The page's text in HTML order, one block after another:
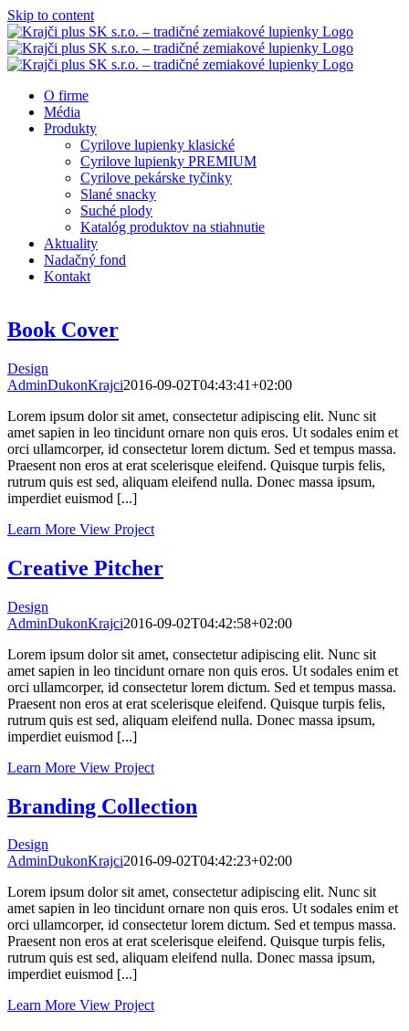
Skip to content
O firme
Média
Produkty
Cyrilove lupienky klasické
Cyrilove lupienky PREMIUM
Cyrilove pekárske tyčinky
Slané snacky
Suché plody
Katalóg produktov na stiahnutie
Aktuality
Nadačný fond
Kontakt
Book Cover
Design
AdminDukonKrajci2016-09-02T04:43:41+02:00
Lorem ipsum dolor sit amet, consectetur adipiscing elit. Nunc sit
amet sapien in leo tincidunt ornare non quis eros. Ut sodales enim et
orci ullamcorper, id consectetur lorem dictum. Sed et tempus massa.
Praesent non eros at erat scelerisque eleifend. Quisque turpis felis,
rutrum quis est sed, aliquam eleifend nulla. Donec massa ipsum,
imperdiet euismod [...]
Learn More View Project
Creative Pitcher
Design
AdminDukonKrajci2016-09-02T04:42:58+02:00
Lorem ipsum dolor sit amet, consectetur adipiscing elit. Nunc sit
amet sapien in leo tincidunt ornare non quis eros. Ut sodales enim et
orci ullamcorper, id consectetur lorem dictum. Sed et tempus massa.
Praesent non eros at erat scelerisque eleifend. Quisque turpis felis,
rutrum quis est sed, aliquam eleifend nulla. Donec massa ipsum,
imperdiet euismod [...]
Learn More View Project
Branding Collection
Design
AdminDukonKrajci2016-09-02T04:42:23+02:00
Lorem ipsum dolor sit amet, consectetur adipiscing elit. Nunc sit
amet sapien in leo tincidunt ornare non quis eros. Ut sodales enim et
orci ullamcorper, id consectetur lorem dictum. Sed et tempus massa.
Praesent non eros at erat scelerisque eleifend. Quisque turpis felis,
rutrum quis est sed, aliquam eleifend nulla. Donec massa ipsum,
imperdiet euismod [...]
Learn More View Project